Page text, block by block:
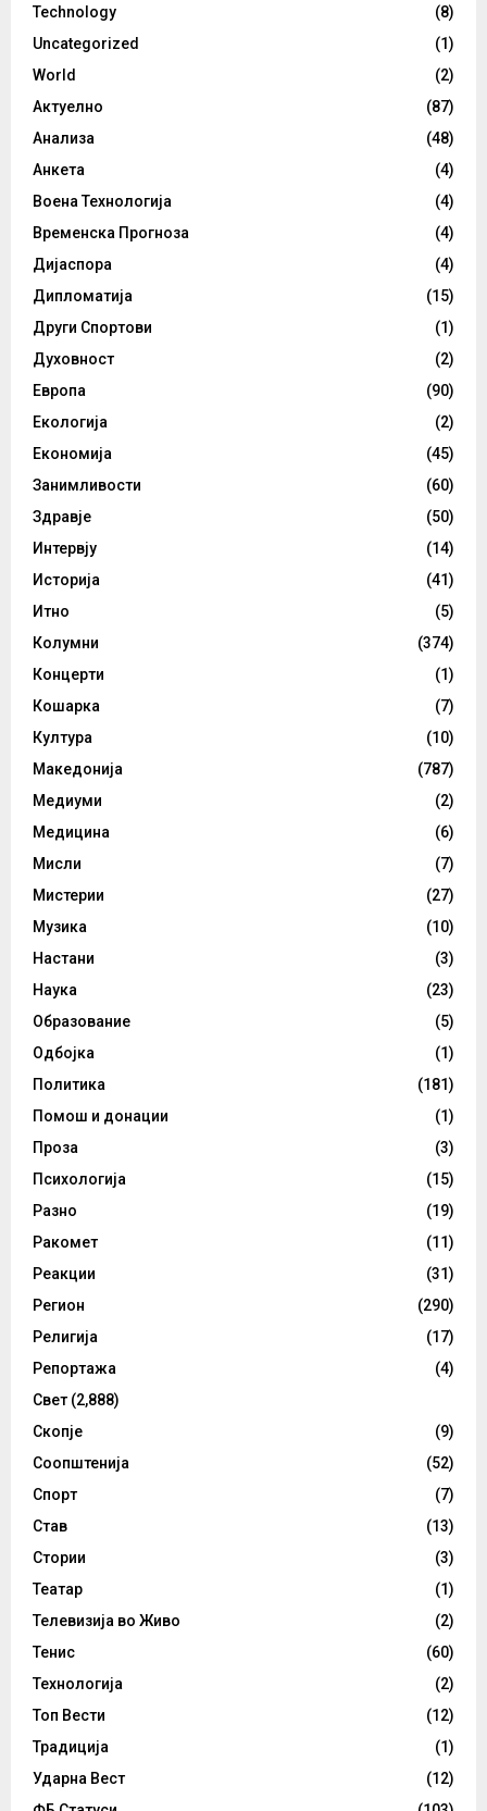
Technology
(8)
Uncategorized
(1)
World
(2)
Актуелно
(87)
Анализа
(48)
Анкета
(4)
Воена Технологија
(4)
Временска Прогноза
(4)
Дијаспора
(4)
Дипломатија
(15)
Други Спортови
(1)
Духовност
(2)
Европа
(90)
Екологија
(2)
Економија
(45)
Занимливости
(60)
Здравје
(50)
Интервју
(14)
Историја
(41)
Итно
(5)
Колумни
(374)
Концерти
(1)
Кошарка
(7)
Култура
(10)
Македонија
(787)
Медиуми
(2)
Медицина
(6)
Мисли
(7)
Мистерии
(27)
Музика
(10)
Настани
(3)
Наука
(23)
Образование
(5)
Одбојка
(1)
Политика
(181)
Помош и донации
(1)
Проза
(3)
Психологија
(15)
Разно
(19)
Ракомет
(11)
Реакции
(31)
Регион
(290)
Религија
(17)
Репортажа
(4)
Свет (2,888)
Скопје
(9)
Соопштенија
(52)
Спорт
(7)
Став
(13)
Стории
(3)
Театар
(1)
Телевизија во Живо
(2)
Тенис
(60)
Технологија
(2)
Топ Вести
(12)
Традиција
(1)
Ударна Вест
(12)